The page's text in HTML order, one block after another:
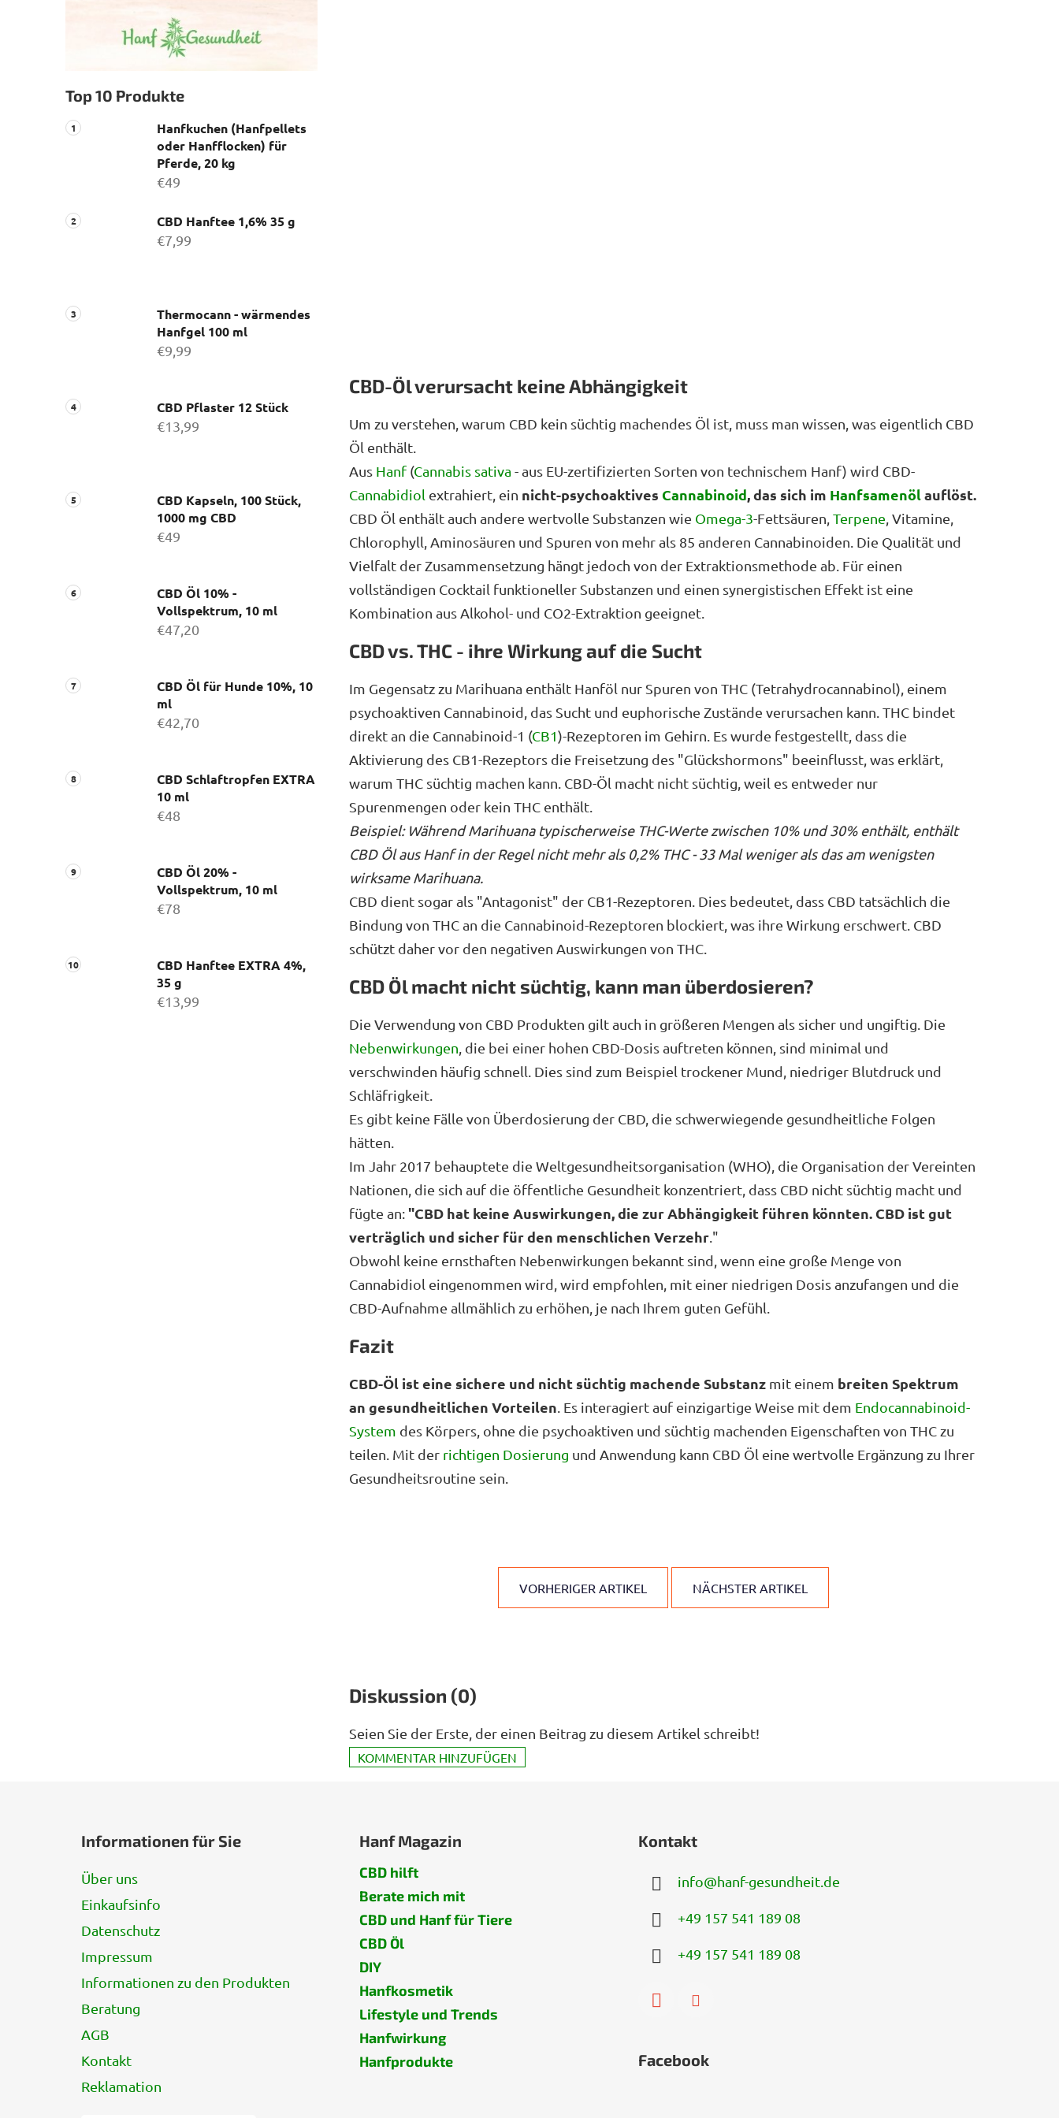
Top 10 Produkte
Hanfkuchen (Hanfpellets
oder Hanfflocken) für
Pferde, 20 kg
€49
CBD Hanftee 1,6% 35 g
€7,99
Thermocann - wärmendes
Hanfgel 100 ml
€9,99
CBD Pflaster 12 Stück
€13,99
CBD Kapseln, 100 Stück,
1000 mg CBD
€49
CBD Öl 10% -
Vollspektrum, 10 ml
€47,20
CBD Öl für Hunde 10%, 10
ml
€42,70
CBD Schlaftropfen EXTRA
10 ml
€48
CBD Öl 20% -
Vollspektrum, 10 ml
€78
CBD Hanftee EXTRA 4%,
35 g
€13,99
CBD-Öl verursacht keine Abhängigkeit
Um zu verstehen, warum CBD kein süchtig machendes Öl ist, muss man wissen, was eigentlich CBD
Öl enthält.
Aus Hanf (Cannabis sativa - aus EU-zertifizierten Sorten von technischem Hanf) wird CBD-
Cannabidiol extrahiert, ein nicht-psychoaktives Cannabinoid, das sich im Hanfsamenölauflöst.
CBD Öl enthält auch andere wertvolle Substanzen wie Omega-3-Fettsäuren,Terpene, Vitamine,
Chlorophyll, Aminosäuren und Spuren von mehr als 85 anderen Cannabinoiden. Die Qualität und
Vielfalt der Zusammensetzung hängt jedoch von der Extraktionsmethode ab. Für einen
vollständigen Cocktail funktioneller Substanzen und einen synergistischen Effekt ist eine
Kombination aus Alkohol- und CO2-Extraktion geeignet.
CBD vs. THC - ihre Wirkung auf die Sucht
Im Gegensatz zu Marihuana enthält Hanföl nur Spuren von THC (Tetrahydrocannabinol), einem
psychoaktiven Cannabinoid, das Sucht und euphorische Zustände verursachen kann. THC bindet
direkt an die Cannabinoid-1 (CB1)-Rezeptoren im Gehirn. Es wurde festgestellt, dass die
Aktivierung des CB1-Rezeptors die Freisetzung des "Glückshormons" beeinflusst, was erklärt,
warum THC süchtig machen kann. CBD-Öl macht nicht süchtig, weil es entweder nur
Spurenmengen oder kein THC enthält.
Beispiel: Während Marihuana typischerweise THC-Werte zwischen 10% und 30% enthält, enthält
CBD Öl aus Hanf in der Regel nicht mehr als 0,2% THC - 33 Mal weniger als das am wenigsten
wirksame Marihuana.
CBD dient sogar als "Antagonist" der CB1-Rezeptoren. Dies bedeutet, dass CBD tatsächlich die
Bindung von THC an die Cannabinoid-Rezeptoren blockiert, was ihre Wirkung erschwert. CBD
schützt daher vor den negativen Auswirkungen von THC.
CBD Öl macht nicht süchtig, kann man überdosieren?
Die Verwendung von CBD Produkten gilt auch in größeren Mengen als sicher und ungiftig. Die
Nebenwirkungen , die bei einer hohen CBD-Dosis auftreten können, sind minimal und
verschwinden häufig schnell. Dies sind zum Beispiel trockener Mund, niedriger Blutdruck und
Schläfrigkeit.
Es gibt keine Fälle von Überdosierung der CBD, die schwerwiegende gesundheitliche Folgen
hätten.
Im Jahr 2017 behauptete die Weltgesundheitsorganisation (WHO), die Organisation der Vereinten
Nationen, die sich auf die öffentliche Gesundheit konzentriert, dass CBD nicht süchtig macht und
fügte an: "CBD hat keine Auswirkungen, die zur Abhängigkeit führen könnten. CBD ist gut
verträglich und sicher für den menschlichen Verzehr ."
Obwohl keine ernsthaften Nebenwirkungen bekannt sind, wenn eine große Menge von
Cannabidiol eingenommen wird, wird empfohlen, mit einer niedrigen Dosis anzufangen und die
CBD-Aufnahme allmählich zu erhöhen, je nach Ihrem guten Gefühl.
Fazit
CBD-Öl ist eine sichere und nicht süchtig machende Substanz mit einem breiten Spektrum
an gesundheitlichen Vorteilen . Es interagiert auf einzigartige Weise mit dem Endocannabinoid-
System des Körpers, ohne die psychoaktiven und süchtig machenden Eigenschaften von THC zu
teilen. Mit der richtigen Dosierung und Anwendung kann CBD Öl eine wertvolle Ergänzung zu Ihrer
Gesundheitsroutine sein.
VORHERIGER ARTIKEL NÄCHSTER ARTIKEL
Diskussion (0)
Seien Sie der Erste, der einen Beitrag zu diesem Artikel schreibt!
KOMMENTAR HINZUFÜGEN
Informationen für Sie
Über uns
Einkaufsinfo
Datenschutz
Impressum
Informationen zu den Produkten
Beratung
AGB
Kontakt
Reklamation
Hanf Magazin
CBD hilft
Berate mich mit
CBD und Hanf für Tiere
CBD Öl
DIY
Hanfkosmetik
Lifestyle und Trends
Hanfwirkung
Hanfprodukte
Kontakt
info@hanf-gesundheit.de
+49 157 541 189 08
+49 157 541 189 08
Facebook